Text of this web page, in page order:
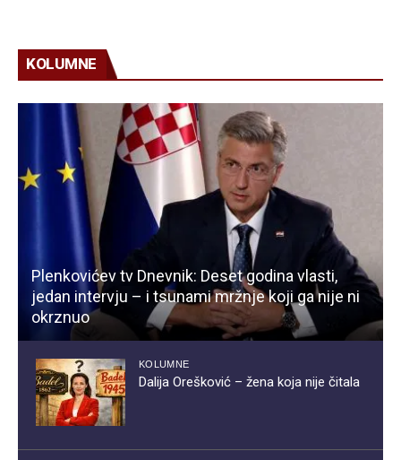
KOLUMNE
Plenkovićev tv Dnevnik: Deset godina vlasti,
jedan intervju – i tsunami mržnje koji ga nije ni
okrznuo
KOLUMNE
Dalija Orešković – žena koja nije čitala